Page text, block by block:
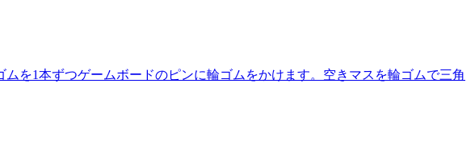
を1本ずつゲームボードのピンに輪ゴムをかけます。空きマスを輪ゴムで三角